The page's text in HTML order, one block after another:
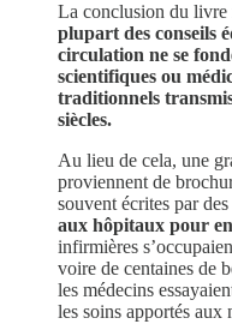
La conclusion du livre
plupart des conseils
circulation ne se
scientifiques ou
traditionnels
siècles.
Au lieu de cela, une
proviennent de
souvent écrites par
aux hôpitaux pour
infirmières
voire de centaines de
les médecins
les soins apportés aux